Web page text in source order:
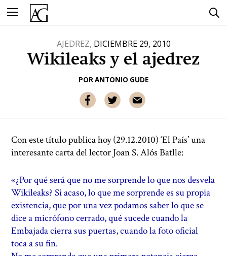
contenido
AJEDREZ, DICIEMBRE 29, 2010
Wikileaks y el ajedrez
PORANTONIO GUDE
Con este título publica hoy (29.12.2010) ‘El País’ una
interesante carta del lector Joan S. Alós Batlle:
«¿Por qué será que no me sorprende lo que nos desvela
Wikileaks? Si acaso, lo que me sorprende es su propia
existencia, que por una vez podamos saber lo que se
dice a micrófono cerrado, qué sucede cuando la
Embajada cierra sus puertas, cuando la foto oficial
toca a su fin.